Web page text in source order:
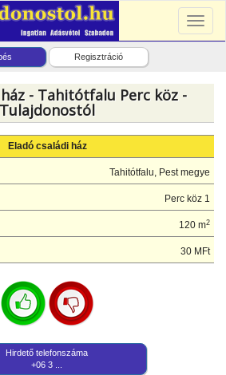
Regisztráció
- Tahitótfalu Perc köz -
Tulajdonostól
Eladó családi ház
Tahitótfalu, Pest megye
Perc köz 1
120 m2
30 MFt
Hirdető telefonszáma
+06 3 ...